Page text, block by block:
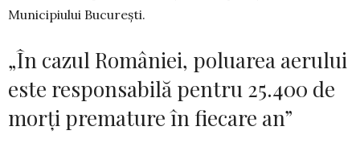
Municipiului București.
„În cazul României, poluarea aerului
este responsabilă pentru 25.400 de
morți premature în fiecare an”